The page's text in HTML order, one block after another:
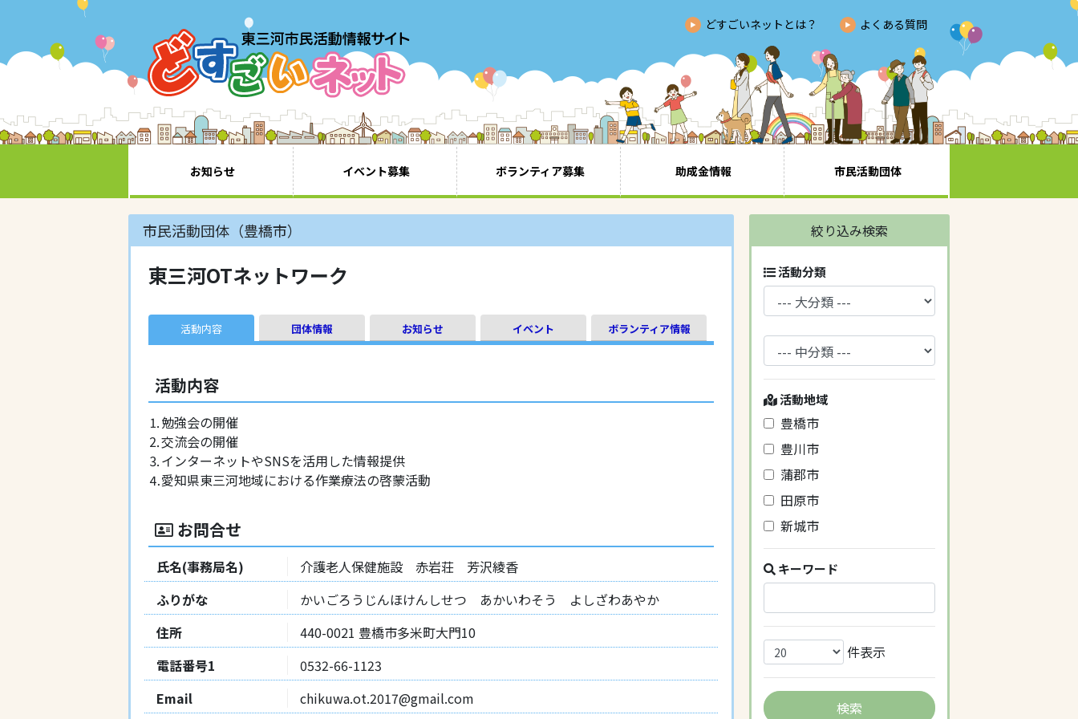
どすごいネットとは？ よくある質問
お知らせ イベント募集 ボランティア募集 助成金情報 市民活動団体
市民活動団体（豊橋市）
東三河OTネットワーク
活動内容 団体情報 お知らせ イベント ボランティア情報
活動内容
⒈勉強会の開催
⒉交流会の開催
⒊インターネットやSNSを活用した情報提供
⒋愛知県東三河地域における作業療法の啓蒙活動
お問合せ
氏名(事務局名)
介護老人保健施設 赤岩荘 芳沢綾香
ふりがな
かいごろうじんほけんしせつ あかいわそう よしざわあやか
住所
440-0021 豊橋市多米町大門10
電話番号1
0532-66-1123
Email
chikuwa.ot.2017@gmail.com
絞り込み検索
活動分類
活動地域
豊橋市
豊川市
蒲郡市
田原市
新城市
キーワード
件表示